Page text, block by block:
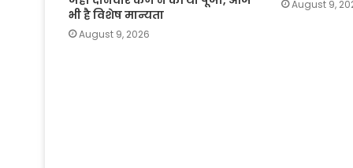
भी है विशेष मान्यता
August 9, 2026
August 9,